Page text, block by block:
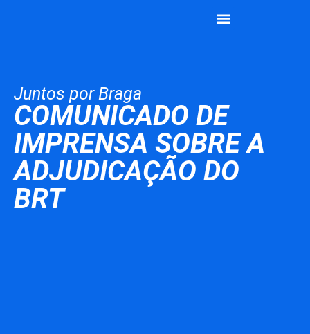
Juntos por Braga
COMUNICADO DE
IMPRENSA SOBRE A
ADJUDICAÇÃO DO
BRT